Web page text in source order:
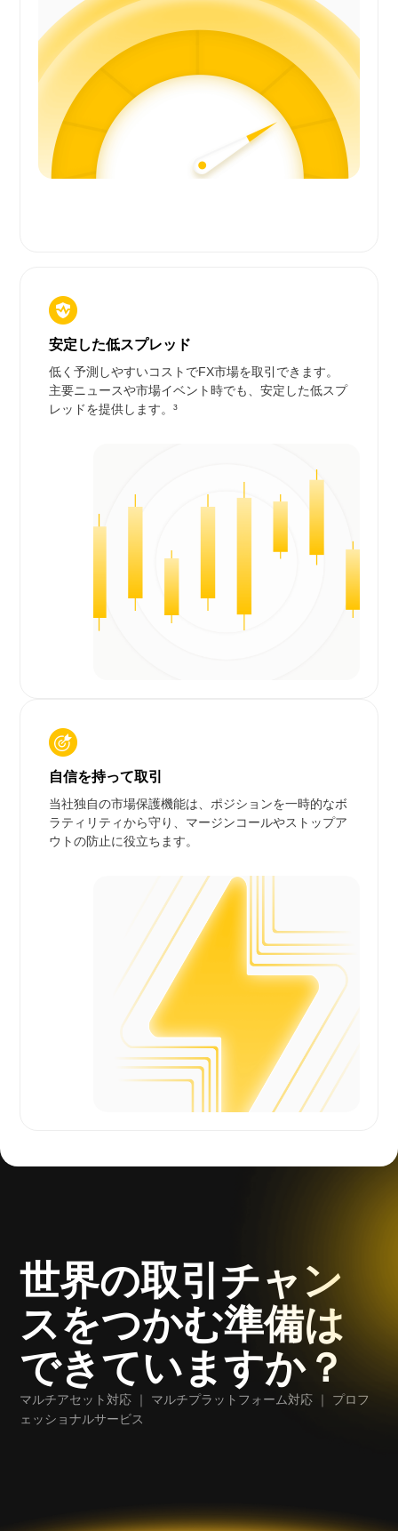
安定した低スプレッド
低く予測しやすいコストでFX市場を取引できます。
主要ニュースや市場イベント時でも、安定した低スプ
レッドを提供します。³
自信を持って取引
当社独自の市場保護機能は、ポジションを一時的なボ
ラティリティから守り、マージンコールやストップア
ウトの防止に役立ちます。
世界の取引チャン
スをつかむ準備は
できていますか？
マルチアセット対応 ｜ マルチプラットフォーム対応 ｜ プロフ
ェッショナルサービス